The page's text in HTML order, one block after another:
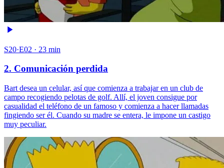
S20·E02 · 23 min
2. Comunicación perdida
Bart desea un celular, así que comienza a trabajar en un club de
campo recogiendo pelotas de golf. Allí, el joven consigue por
casualidad el teléfono de un famoso y comienza a hacer llamadas
fingiendo ser él. Cuando su madre se entera, le impone un castigo
muy peculiar.